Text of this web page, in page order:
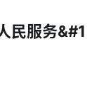
民服务&#1